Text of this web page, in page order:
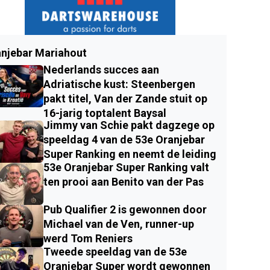
Mariahout
Nederlands succes aan
Adriatische kust: Steenbergen
pakt titel, Van der Zande stuit op
16-jarig toptalent Baysal
Jimmy van Schie pakt dagzege op
speeldag 4 van de 53e Oranjebar
Super Ranking en neemt de leiding
53e Oranjebar Super Ranking valt
ten prooi aan Benito van der Pas
Pub Qualifier 2 is gewonnen door
Michael van de Ven, runner-up
werd Tom Reniers
Tweede speeldag van de 53e
Oranjebar Super wordt gewonnen